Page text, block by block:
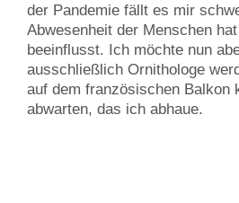
der Pandemie fällt es mir
Abwesenheit der Menschen
beeinflusst. Ich möchte nun
ausschließlich Ornithologe
auf dem französischen Balkon
abwarten, das ich abhaue.